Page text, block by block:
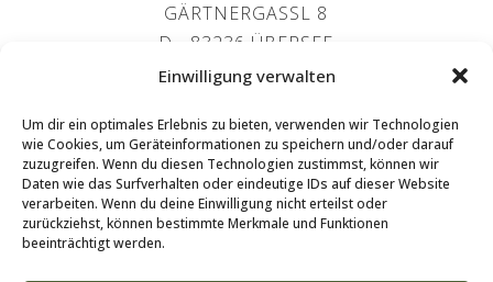
Einwilligung verwalten
Um dir ein optimales Erlebnis zu bieten, verwenden wir Technologien
wie Cookies, um Geräteinformationen zu speichern und/oder darauf
zuzugreifen. Wenn du diesen Technologien zustimmst, können wir
Daten wie das Surfverhalten oder eindeutige IDs auf dieser Website
verarbeiten. Wenn du deine Einwilligung nicht erteilst oder
zurückziehst, können bestimmte Merkmale und Funktionen
beeinträchtigt werden.
GÄRTNERGASSL 8
D - 83236 ÜBERSEE
+49 (0)151 24107602
UEBERSEE.DE